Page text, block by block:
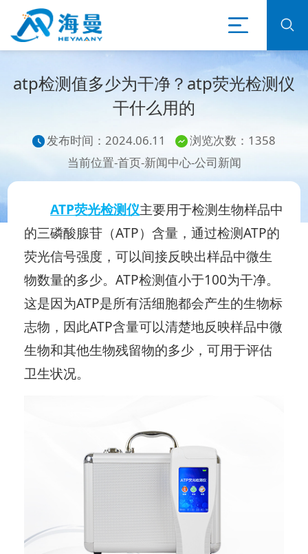
atp检测值多少为干净？atp荧光检测仪
干什么用的
发布时间：2024.06.11
浏览次数：1358
当前位置-首页-新闻中心-公司新闻
ATP荧光检测仪主要用于检测生物样品中
的三磷酸腺苷（ATP）含量，通过检测ATP的
荧光信号强度，可以间接反映出样品中微生
物数量的多少。ATP检测值小于100为干净。
这是因为ATP是所有活细胞都会产生的生物标
志物，因此ATP含量可以清楚地反映样品中微
生物和其他生物残留物的多少，可用于评估
卫生状况。